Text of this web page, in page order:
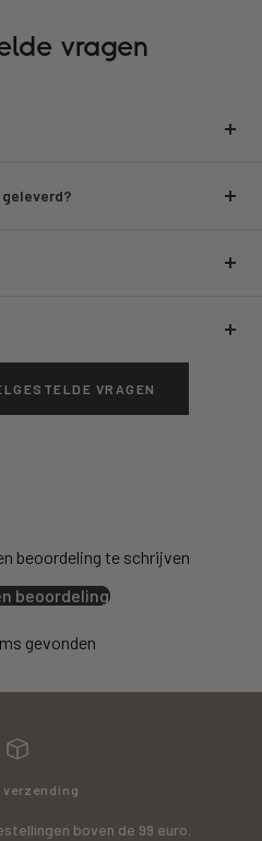
vragen
VRAGEN
beoordeling te schrijven
beoordeling
gevonden
boven de 99 euro.